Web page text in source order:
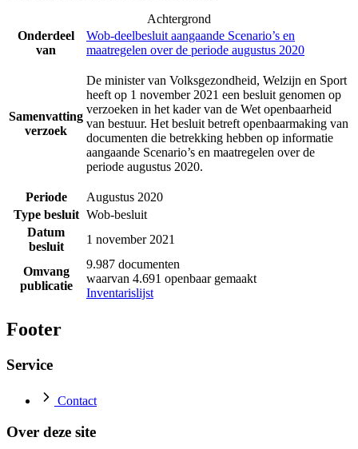
Achtergrond
Onderdeel
van
Wob-deelbesluit aangaande Scenario’s en
maatregelen over de periode augustus 2020
Samenvatting
verzoek
De minister van Volksgezondheid, Welzijn en Sport
heeft op 1 november 2021 een besluit genomen op
verzoeken in het kader van de Wet openbaarheid
van bestuur. Het besluit betreft openbaarmaking van
documenten die betrekking hebben op informatie
aangaande Scenario’s en maatregelen over de
periode augustus 2020.
Periode
Augustus 2020
Type besluit Wob-besluit
Datum
besluit
1 november 2021
Omvang
publicatie
9.987 documenten
waarvan 4.691 openbaar gemaakt
Inventarislijst
Footer
Service
Contact
Over deze site